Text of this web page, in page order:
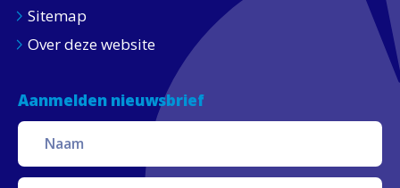
Sitemap
Over deze website
Aanmelden nieuwsbrief